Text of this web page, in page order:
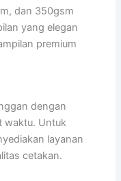
dan 350gsm
yang elegan
premium
dengan
waktu. Untuk
layanan
cetakan.